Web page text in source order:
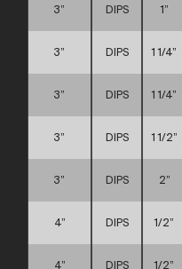
3” DIPS 1”
3” DIPS 1 1/4”
3” DIPS 1 1/4”
3” DIPS 1 1/2”
3” DIPS 2”
4” DIPS 1/2”
4” DIPS 1/2”